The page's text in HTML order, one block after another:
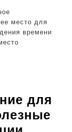
место для
времени
для